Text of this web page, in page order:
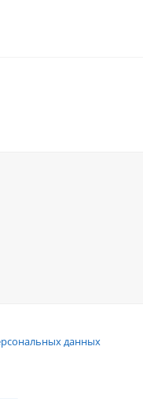
данных